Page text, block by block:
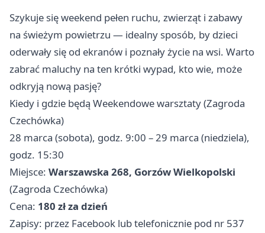
Szykuje się weekend pełen ruchu, zwierząt i zabawy
na świeżym powietrzu — idealny sposób, by dzieci
oderwały się od ekranów i poznały życie na wsi. Warto
zabrać maluchy na ten krótki wypad, kto wie, może
odkryją nową pasję?
Kiedy i gdzie będą Weekendowe warsztaty (Zagroda
Czechówka)
28 marca (sobota), godz. 9:00 – 29 marca (niedziela),
godz. 15:30
Miejsce: Warszawska 268, Gorzów Wielkopolski
(Zagroda Czechówka)
Cena: 180 zł za dzień
Zapisy: przez Facebook lub telefonicznie pod nr 537